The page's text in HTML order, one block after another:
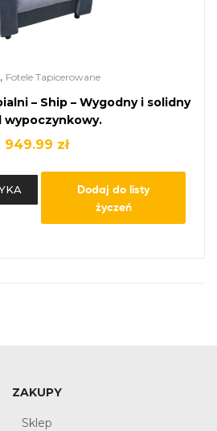
, Fotele Tapicerowane
– Ship – Wygodny i solidny
949.99 zł
Dodaj do listy
życzeń
ZAKUPY
Sklep